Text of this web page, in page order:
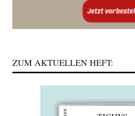
ZUM AKTUELLEN HEFT: